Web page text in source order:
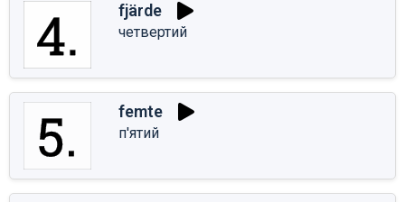
fjärde
четвертий
femte
п'ятий